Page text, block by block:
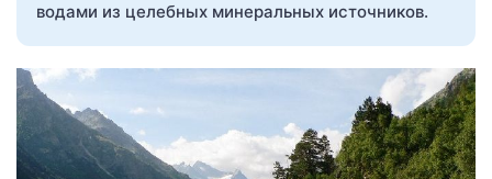
водами из целебных минеральных источников.